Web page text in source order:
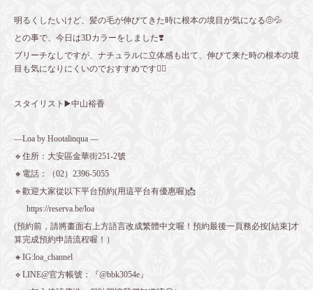
明るくしたいけど、髪の毛が伸びてきた時に根本の境目が気になる🤨💦
との事で、今日は3Dカラーをしました❣️
ブリーチなしですが、ナチュラルに立体感も出て、伸びて来た時の根本の境
目も気になりにくいのでおすすめです👍🏻
スタイリスト▶️中山裕香
—Loa by Hootalinqua —
🔹住所：大安區金華街251-2號
🔸電話：（02）2396-5055
🔹歡迎大家從以下平台預約(用這平台有優惠喔)📩
https://reserva.be/loa
(預約前，請將畫面右上方語言改成繁體中文喔！預約最後一頁務必按[結束]才
算完成預約申請流程喔！）
🔸IG:loa_channel
🔹LINE@官方帳號：『@bbk3054e』